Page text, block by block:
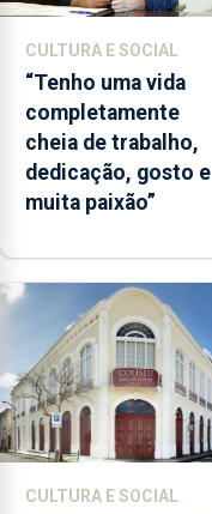
CULTURA E SOCIAL
“Tenho uma vida
completamente
cheia de trabalho,
dedicação, gosto e
muita paixão”
CULTURA E SOCIAL